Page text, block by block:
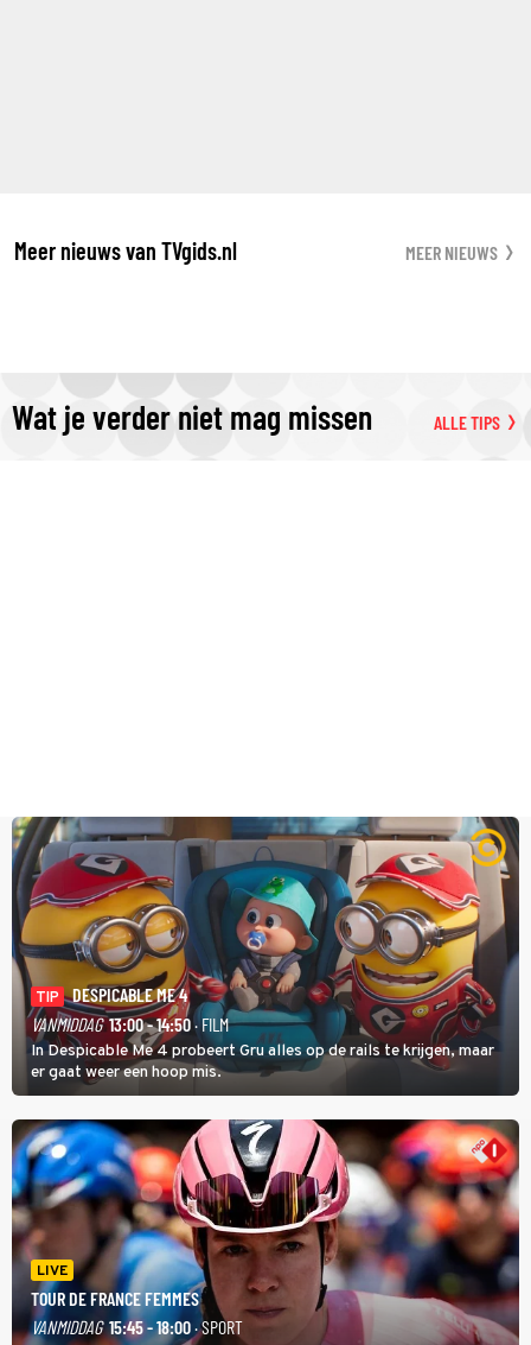
Meer nieuws van TVgids.nl MEER NIEUWS
Wat je verder niet mag missen ALLE TIPS
TIP
DESPICABLE ME 4
VANMIDDAG 13:00 - 14:50· FILM
In Despicable Me 4 probeert Gru alles op de rails te krijgen, maar
er gaat weer een hoop mis.
LIVE
TOUR DE FRANCE FEMMES
VANMIDDAG 15:45 - 18:00· SPORT